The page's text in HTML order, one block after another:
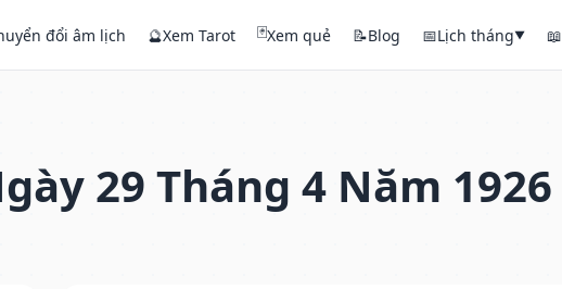
đổi âm lịch 🔮Xem Tarot 🃏Xem quẻ 📝Blog 📅Lịch tháng▼ 📖
29 Tháng 4 Năm 1926